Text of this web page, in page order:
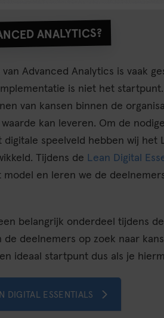
ANALYTICS?
Advanced Analytics is vaak
is niet het
van kansen binnen de
kan leveren. Om de
speelveld hebben wij het
Tijdens de Lean Digital
en leren we de
belangrijk onderdeel tijdens
de deelnemers op zoek naar
ideaal startpunt dus als je
DIGITAL ESSENTIALS